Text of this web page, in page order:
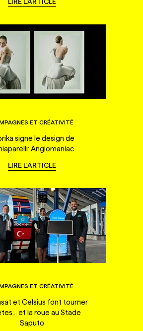
LIRE L'ARTICLE
ET CRÉATIVITÉ
signe le design de
Anglomaniac
LIRE L'ARTICLE
ET CRÉATIVITÉ
et Celsius font tourner
et la roue au Stade
Saputo